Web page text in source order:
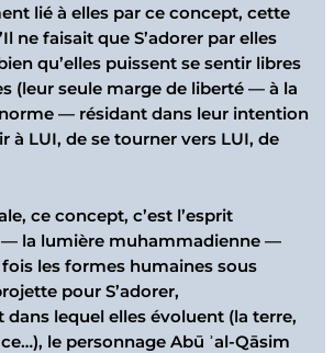
lié à elles par ce concept, cette
ne faisait que S’adorer par elles
qu’elles puissent se sentir libres
(leur seule marge de liberté — à la
— résidant dans leur intention
à LUI, de se tourner vers LUI, de
ce concept, c’est l’esprit
la lumière muhammadienne —
les formes humaines sous
pour S’adorer,
dans lequel elles évoluent (la terre,
le personnage Abū ʾal-Qāsim